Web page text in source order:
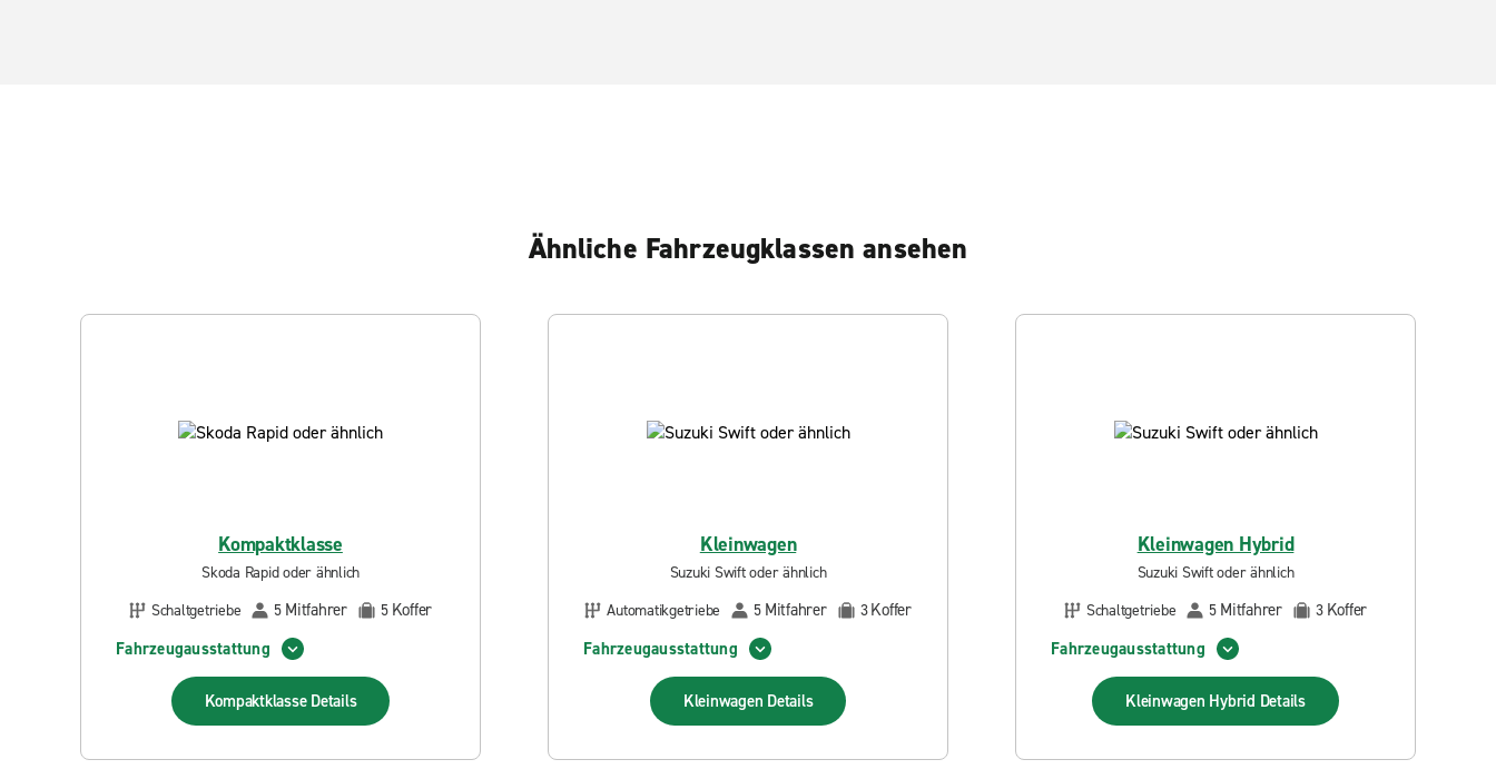
Ähnliche Fahrzeugklassen ansehen
Kompaktklasse
Skoda Rapid oder ähnlich
Schaltgetriebe
5 Mitfahrer 5 Koffer
Fahrzeugausstattung
Kompaktklasse Details
Kleinwagen
Suzuki Swift oder ähnlich
Automatikgetriebe
5 Mitfahrer 3Koffer
Fahrzeugausstattung
Kleinwagen Details
Kleinwagen Hybrid
Suzuki Swift oder ähnlich
Schaltgetriebe
5 Mitfahrer 3 Koffer
Fahrzeugausstattung
Kleinwagen Hybrid Details